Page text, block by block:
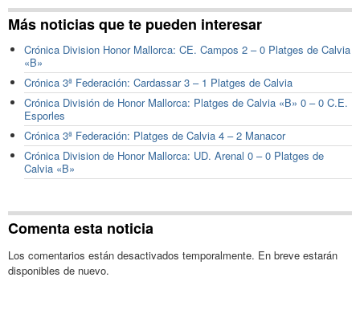
Más noticias que te pueden interesar
Crónica Division Honor Mallorca: CE. Campos 2 – 0 Platges de Calvia
«B»
Crónica 3ª Federación: Cardassar 3 – 1 Platges de Calvia
Crónica División de Honor Mallorca: Platges de Calvia «B» 0 – 0 C.E.
Esporles
Crónica 3ª Federación: Platges de Calvia 4 – 2 Manacor
Crónica Division de Honor Mallorca: UD. Arenal 0 – 0 Platges de
Calvia «B»
Comenta esta noticia
Los comentarios están desactivados temporalmente. En breve estarán
disponibles de nuevo.